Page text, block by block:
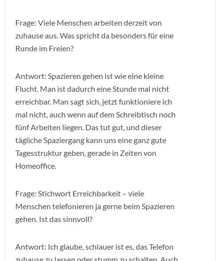
Frage: Viele Menschen arbeiten derzeit von
zuhause aus. Was spricht da besonders für eine
Runde im Freien?
Antwort: Spazieren gehen ist wie eine kleine
Flucht. Man ist dadurch eine Stunde mal nicht
erreichbar. Man sagt sich, jetzt funktioniere ich
mal nicht, auch wenn auf dem Schreibtisch noch
fünf Arbeiten liegen. Das tut gut, und dieser
tägliche Spaziergang kann uns eine ganz gute
Tagesstruktur geben, gerade in Zeiten von
Homeoffice.
Frage: Stichwort Erreichbarkeit – viele
Menschen telefonieren ja gerne beim Spazieren
gehen. Ist das sinnvoll?
Antwort: Ich glaube, schlauer ist es, das Telefon